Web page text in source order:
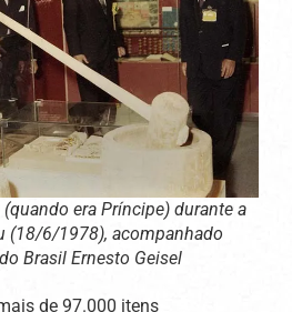
era Príncipe) durante a
(18/6/1978), acompanhado
Brasil Ernesto Geisel
de 97.000 itens